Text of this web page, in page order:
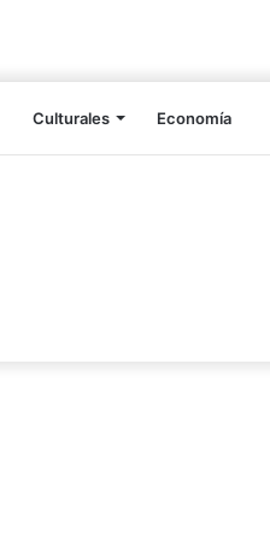
Culturales Economía